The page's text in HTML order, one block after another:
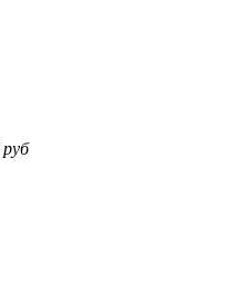
руб